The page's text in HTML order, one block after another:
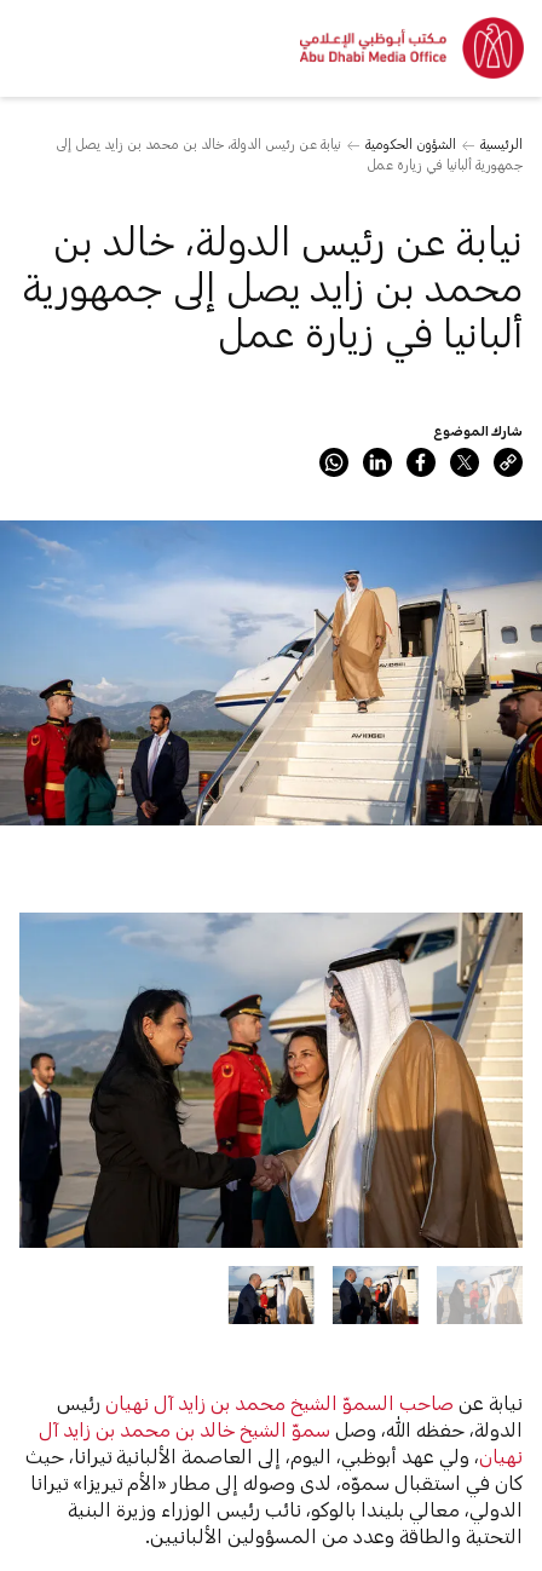
الرئيسية الشؤون الحكومية
نيابة عن رئيس الدولة، خالد بن محمد بن زايد يصل إلى
جمهورية ألبانيا في زيارة عمل
نيابة عن رئيس الدولة، خالد بن
محمد بن زايد يصل إلى جمهورية
ألبانيا في زيارة عمل
شارك الموضوع
نيابة عن صاحب السموّ الشيخ محمد بن زايد آل نهيان رئيس
الدولة، حفظه الله، وصل سموّ الشيخ خالد بن محمد بن زايد آل
نهيان، ولي عهد أبوظبي، اليوم، إلى العاصمة الألبانية تيرانا، حيث
كان في استقبال سموّه، لدى وصوله إلى مطار «الأم تيريزا» تيرانا
الدولي، معالي بليندا بالوكو، نائب رئيس الوزراء وزيرة البنية
التحتية والطاقة وعدد من المسؤولين الألبانيين.